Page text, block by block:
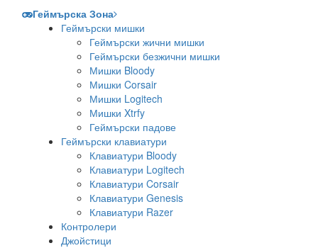
Геймърска Зона
Геймърски мишки
Геймърски жични мишки
Геймърски безжични мишки
Мишки Bloody
Мишки Corsair
Мишки Logitech
Мишки Xtrfy
Геймърски падове
Геймърски клавиатури
Клавиатури Bloody
Клавиатури Logitech
Клавиатури Corsair
Клавиатури Genesis
Клавиатури Razer
Контролери
Джойстици